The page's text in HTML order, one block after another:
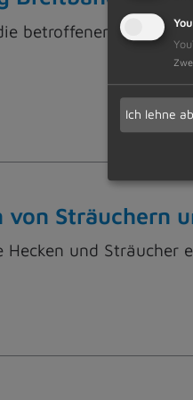
betroffenen
von Sträuchern
Hecken und
Ich lehne ab